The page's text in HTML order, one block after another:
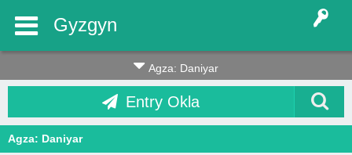
Gyzgyn
Agza: Daniyar
Entry Okla
Agza: Daniyar